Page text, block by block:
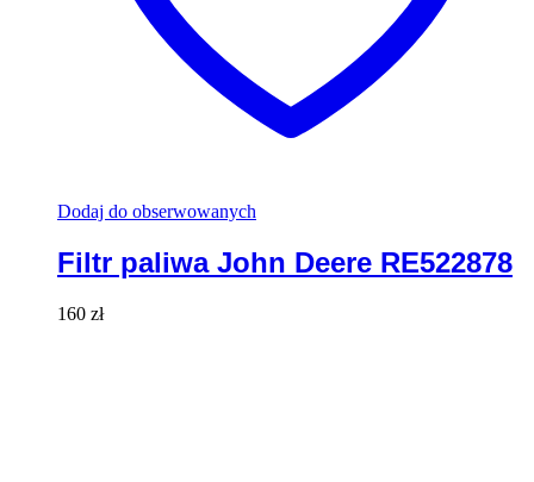
Dodaj do obserwowanych
Filtr paliwa John Deere RE522878
160 zł